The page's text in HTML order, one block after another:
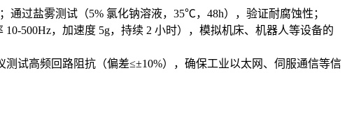
过盐雾测试（5% 氯化钠溶液，35℃，48h），验证耐腐蚀性；
500Hz，加速度 5g，持续 2 小时），模拟机床、机器人等设备的
试高频回路阻抗（偏差≤±10%），确保工业以太网、伺服通信等信